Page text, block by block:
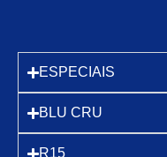
ESPECIAIS
BLU CRU
R15